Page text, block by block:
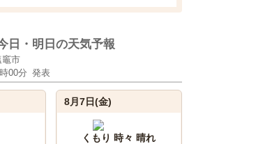
日・明日の天気予報
市
00分 発表
8月7日(金)
くもり 時々 晴れ